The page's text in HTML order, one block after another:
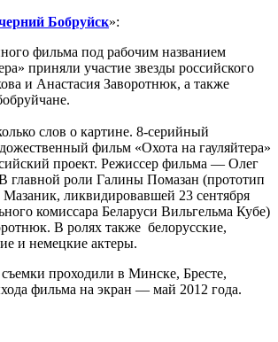
Бобруйск»:
фильма под рабочим названием
приняли участие звезды российского
и Анастасия Заворотнюк, а также
слов о картине. 8-серийный
фильм «Охота на гауляйтера»
проект. Режиссер фильма — Олег
главной роли Галины Помазан (прототип
ликвидировавшей 23 сентября
комиссара Беларуси Вильгельма Кубе)
В ролях также белорусские,
и немецкие актеры.
проходили в Минске, Бресте,
фильма на экран — май 2012 года.